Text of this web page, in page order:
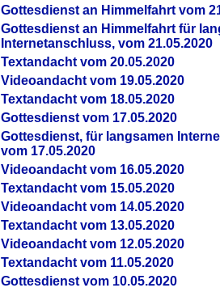
Gottesdienst an Himmelfahrt vom
Gottesdienst an Himmelfahrt für
Internetanschluss, vom 21.05.2020
Textandacht vom 20.05.2020
Videoandacht vom 19.05.2020
Textandacht vom 18.05.2020
Gottesdienst vom 17.05.2020
Gottesdienst, für langsamen
vom 17.05.2020
Videoandacht vom 16.05.2020
Textandacht vom 15.05.2020
Videoandacht vom 14.05.2020
Textandacht vom 13.05.2020
Videoandacht vom 12.05.2020
Textandacht vom 11.05.2020
Gottesdienst vom 10.05.2020